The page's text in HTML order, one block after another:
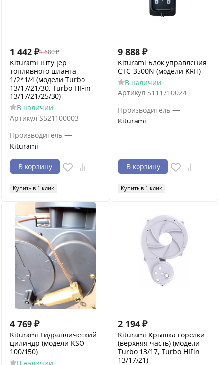
1 442 ₽1 680 ₽
Kiturami Штуцер
топливного шланга
1/2*1/4 (модели Turbo
13/17/21/30, Turbo HIFin
13/17/21/25/30)
В наличии
Артикул S521100003
Производитель —
Kiturami
В корзину
Купить в 1 клик
9 888 ₽
Kiturami Блок управления
CTC-3500N (модели KRH)
В наличии
Артикул S111210024
Производитель —
Kiturami
В корзину
Купить в 1 клик
4 769 ₽
Kiturami Гидравлический
цилиндр (модели KSO
100/150)
В наличии
2 194 ₽
Kiturami Крышка горелки
(верхняя часть) (модели
Turbo 13/17, Turbo HIFin
13/17/21)